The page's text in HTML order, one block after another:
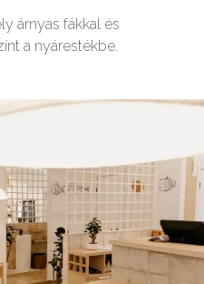
árnyas fákkal és
a nyárestékbe.